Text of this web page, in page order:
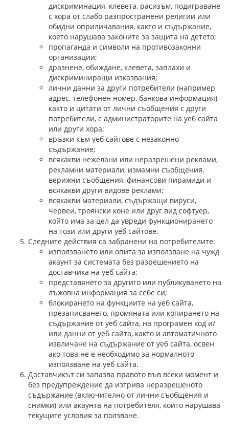
дискриминация, клевета, расизъм, подиграване
с хора от слабо разпространени религии или
обидни оприличавания, както и съдържание,
което нарушава законите за защита на детето;
пропаганда и символи на противозаконни
организации;
дразнене, обиждане, клевета, заплахи и
дискриминиращи изказвания;
лични данни за други потребители (например
адрес, телефонен номер, банкова информация),
както и цитати от лични съобщения с други
потребители, с администраторите на уеб сайта
или други хора;
връзки към уеб сайтове с незаконно
съдържание;
всякакви нежелани или неразрешени реклами,
рекламни материали, измамни съобщения,
верижни съобщения, финансови пирамиди и
всякакви други видове реклами;
всякакви материали, съдържащи вируси,
червеи, троянски коне или друг вид софтуер,
който има за цел да увреди функционирането
на този или други уеб сайтове.
Следните действия са забранени на потребителите:
използването или опита за използване на чужд
акаунт за системата без разрешението на
доставчика на уеб сайта;
представянето за другиго или публикуването на
лъжовна информация за себе си;
блокирането на функциите на уеб сайта,
презаписването, промяната или копирането на
съдържание от уеб сайта, на програмен код и/
или данни от уеб сайта, както и автоматичното
извличане на съдържание от уеб сайта, освен
ако това не е необходимо за нормалното
използване на уеб сайта.
Доставчикът си запазва правото във всеки момент и
без предупреждение да изтрива неразрешеното
съдържание (включително от лични съобщения и
снимки) или акаунта на потребителя, който нарушава
текущите условия за ползване.